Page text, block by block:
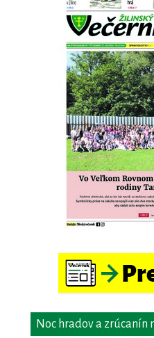
Noc hradov a zrúcanín